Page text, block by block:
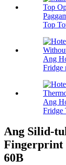
Top
Ang
Fridge
Ang
Fridge
Ang Silid-
Fingerprint
60B